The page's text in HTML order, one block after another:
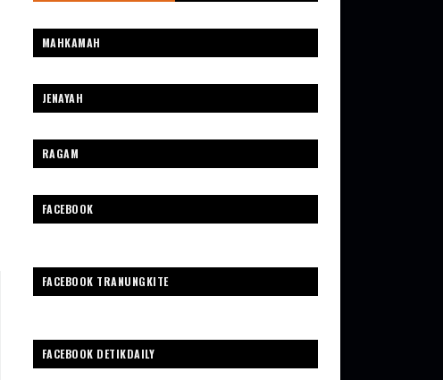
MAHKAMAH
JENAYAH
RAGAM
FACEBOOK
FACEBOOK TRANUNGKITE
FACEBOOK DETIKDAILY